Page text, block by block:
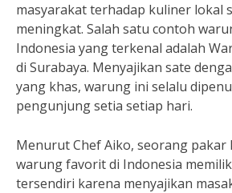
masyarakat terhadap kuliner lokal
meningkat. Salah satu contoh
Indonesia yang terkenal adalah
di Surabaya. Menyajikan sate
yang khas, warung ini selalu
pengunjung setia setiap hari.
Menurut Chef Aiko, seorang pakar
warung favorit di Indonesia
tersendiri karena menyajikan